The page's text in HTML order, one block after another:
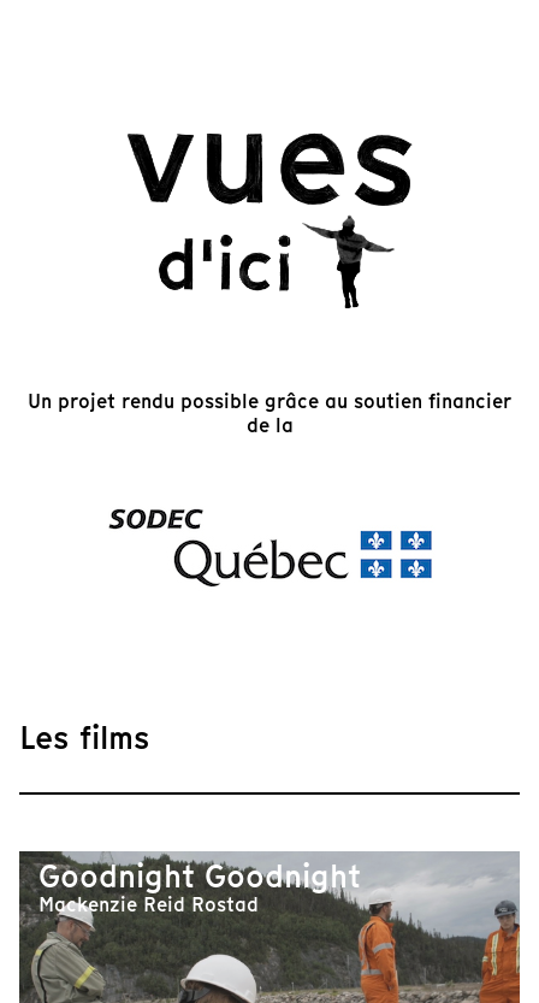
Un projet rendu possible grâce au soutien financier
de la
Les films
Goodnight Goodnight
Mackenzie Reid Rostad